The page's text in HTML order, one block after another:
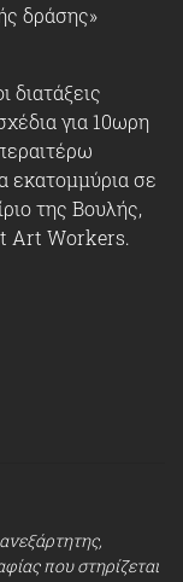
δράσης»
διατάξεις
για 10ωρη
εκατομμύρια σε
της Βουλής,
Art Workers.
που στηρίζεται